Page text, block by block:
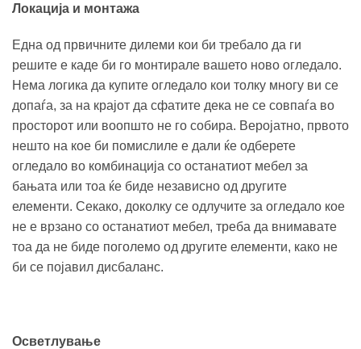
Локација и монтажа
Една од првичните дилеми кои би требало да ги
решите е каде би го монтирале вашето ново огледало.
Нема логика да купите огледало кои толку многу ви се
допаѓа, за на крајот да сфатите дека не се совпаѓа во
просторот или воопшто не го собира. Веројатно, првото
нешто на кое би помислиле е дали ќе одберете
огледало во комбинација со останатиот мебел за
бањата или тоа ќе биде независно од другите
елементи. Секако, доколку се одлучите за огледало кое
не е врзано со останатиот мебел, треба да внимавате
тоа да не биде поголемо од другите елементи, како не
би се појавил дисбаланс.
Осветлување